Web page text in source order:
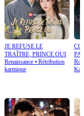
JE REFUSE LE
TRAÎTRE, PRINCE OUI
Renaissance⦁ Rétribution
karmique